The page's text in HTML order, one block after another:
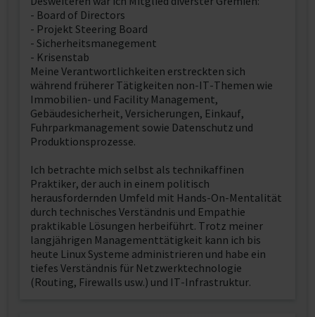
- Board of Directors
- Projekt Steering Board
- Sicherheitsmanegement
- Krisenstab
Meine Verantwortlichkeiten erstreckten sich
während früherer Tätigkeiten non-IT-Themen wie
Immobilien- und Facility Management,
Gebäudesicherheit, Versicherungen, Einkauf,
Fuhrparkmanagement sowie Datenschutz und
Produktionsprozesse.
Ich betrachte mich selbst als technikaffinen
Praktiker, der auch in einem politisch
herausfordernden Umfeld mit Hands-On-Mentalität
durch technisches Verständnis und Empathie
praktikable Lösungen herbeiführt. Trotz meiner
langjährigen Managementtätigkeit kann ich bis
heute Linux Systeme administrieren und habe ein
tiefes Verständnis für Netzwerktechnologie
(Routing, Firewalls usw.) und IT-Infrastruktur.